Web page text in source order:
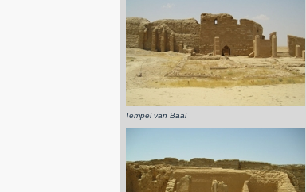
Tempel van Baal